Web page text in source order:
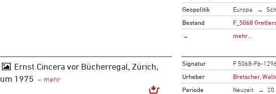
Geopolitik
Europa
Bestand
F_5068
→
mehr…
Ernst Cincera vor Bücherregal, Zürich,
um 1975
Signatur
F 5068-Fb-1296
Urheber
Bretscher,
Periode
Neuzeit 20.